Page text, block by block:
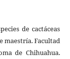
de cactáceas
maestría. Facultad
de Chihuahua.